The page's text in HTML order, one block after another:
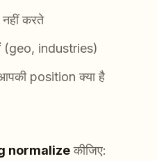
करते
(geo, industries)
position क्या है
normalizeकीजिए: